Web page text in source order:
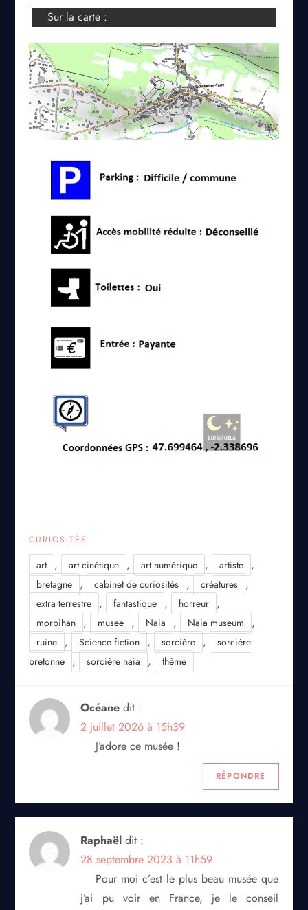
Sur la carte :
CURIOSITÉS
art , art cinétique , art numérique , artiste ,
bretagne , cabinet de curiosités , créatures ,
extra terrestre , fantastique , horreur ,
morbihan , musee , Naia , Naia museum ,
ruine , Science fiction , sorcière ,
sorcière
bretonne
, sorcière naia , thème
Océane dit :
2 juillet 2026 à 15h39
J’adore ce musée !
RÉPONDRE
Raphaël dit :
28 septembre 2023 à 11h59
Pour moi c’est le plus beau musée que
j’ai pu voir en France, je le conseil